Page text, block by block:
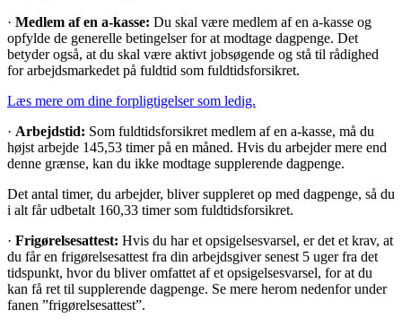
· Medlem af en a-kasse: Du skal være medlem af en a-kasse og
opfylde de generelle betingelser for at modtage dagpenge. Det
betyder også, at du skal være aktivt jobsøgende og stå til rådighed
for arbejdsmarkedet på fuldtid som fuldtidsforsikret.
Læs mere om dine forpligtigelser som ledig.
· Arbejdstid: Som fuldtidsforsikret medlem af en a-kasse, må du
højst arbejde 145,53 timer på en måned. Hvis du arbejder mere end
denne grænse, kan du ikke modtage supplerende dagpenge.
Det antal timer, du arbejder, bliver suppleret op med dagpenge, så du
i alt får udbetalt 160,33 timer som fuldtidsforsikret.
· Frigørelsesattest: Hvis du har et opsigelsesvarsel, er det et krav, at
du får en frigørelsesattest fra din arbejdsgiver senest 5 uger fra det
tidspunkt, hvor du bliver omfattet af et opsigelsesvarsel, for at du
kan få ret til supplerende dagpenge. Se mere herom nedenfor under
fanen ”frigørelsesattest”.